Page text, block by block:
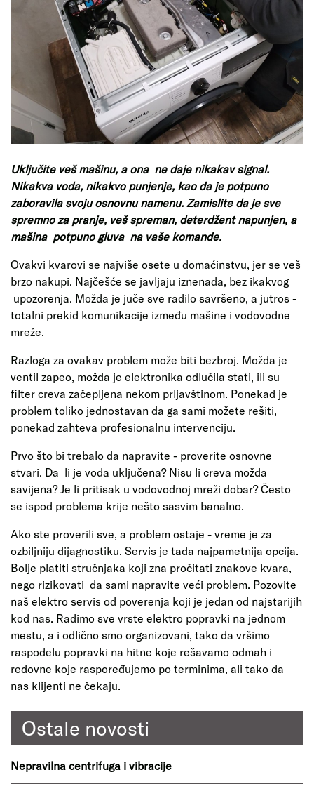
Uključite veš mašinu, a ona ne daje nikakav signal.
Nikakva voda, nikakvo punjenje, kao da je potpuno
zaboravila svoju osnovnu namenu. Zamislite da je sve
spremno za pranje, veš spreman, deterdžent napunjen, a
mašina potpuno gluva na vaše komande.
Ovakvi kvarovi se najviše osete u domaćinstvu, jer se veš
brzo nakupi. Najčešće se javljaju iznenada, bez ikakvog
upozorenja. Možda je juče sve radilo savršeno, a jutros -
totalni prekid komunikacije između mašine i vodovodne
mreže.
Razloga za ovakav problem može biti bezbroj. Možda je
ventil zapeo, možda je elektronika odlučila stati, ili su
filter creva začepljena nekom prljavštinom. Ponekad je
problem toliko jednostavan da ga sami možete rešiti,
ponekad zahteva profesionalnu intervenciju.
Prvo što bi trebalo da napravite - proverite osnovne
stvari. Da li je voda uključena? Nisu li creva možda
savijena? Je li pritisak u vodovodnoj mreži dobar? Često
se ispod problema krije nešto sasvim banalno.
Ako ste proverili sve, a problem ostaje - vreme je za
ozbiljniju dijagnostiku. Servis je tada najpametnija opcija.
Bolje platiti stručnjaka koji zna pročitati znakove kvara,
nego rizikovati da sami napravite veći problem. Pozovite
naš elektro servis od poverenja koji je jedan od najstarijih
kod nas. Radimo sve vrste elektro popravki na jednom
mestu, a i odlično smo organizovani, tako da vršimo
raspodelu popravki na hitne koje rešavamo odmah i
redovne koje raspoređujemo po terminima, ali tako da
nas klijenti ne čekaju.
Ostale novosti
Nepravilna centrifuga i vibracije